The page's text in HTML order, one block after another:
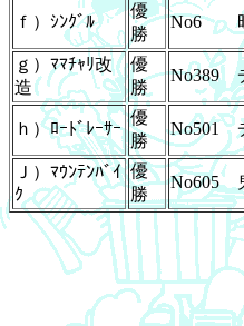
ｆ）ｼﾝｸﾞﾙ
優
勝
No6 旺
ｇ）ﾏﾏﾁｬﾘ改
造
優
勝
No389
ｈ）ﾛｰﾄﾞﾚｰｻｰ
優
勝
No501
Ｊ）ﾏｳﾝﾃﾝﾊﾞｲ
ｸ
優
勝
No605